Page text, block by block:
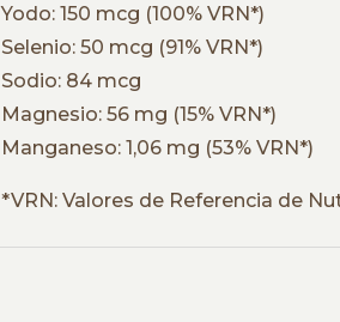
Yodo: 150 mcg (100% VRN*)
Selenio: 50 mcg (91% VRN*)
Sodio: 84 mcg
Magnesio: 56 mg (15% VRN*)
Manganeso: 1,06 mg (53% VRN*)
*VRN: Valores de Referencia de